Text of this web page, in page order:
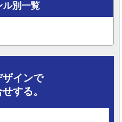
ル別一覧
ザインで
する。